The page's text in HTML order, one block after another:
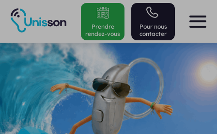
Pour nous
contacter
Prendre
rendez-vous